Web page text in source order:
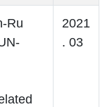
Ru
2021
. 03